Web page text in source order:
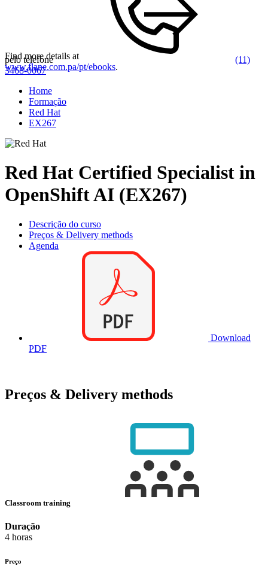
Find more details at
www.flane.com.pa/pt/ebooks.
pelo telefone
(11)
3468-0067
Home
Formação
Red Hat
EX267
Red Hat Certified Specialist in
OpenShift AI (EX267)
Descrição do curso
Preços & Delivery methods
Agenda
Download
PDF
Preços & Delivery methods
Classroom training
Duração
4 horas
Preço